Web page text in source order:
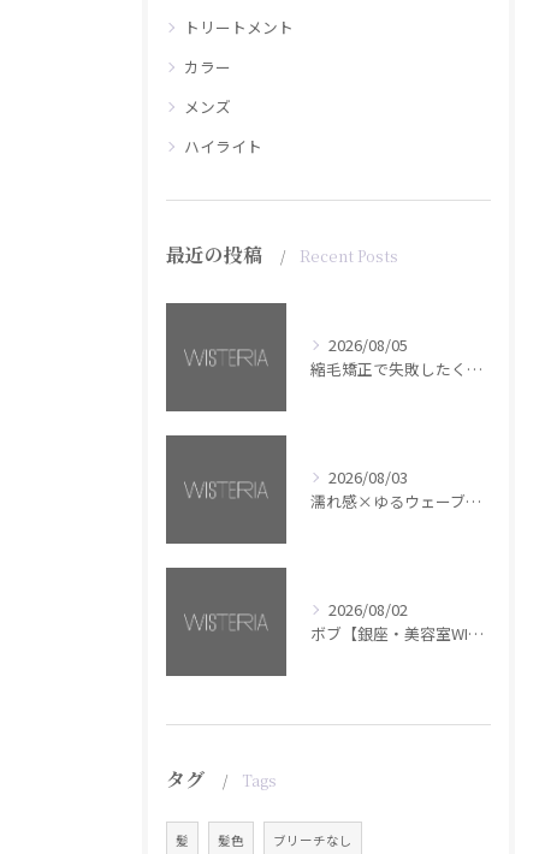
トリートメント
カラー
メンズ
ハイライト
最近の投稿 Recent Posts
2026/08/05
縮毛矯正で失敗したくない方へ【銀座・美容室WISTERIA】
2026/08/03
濡れ感×ゆるウェーブミディアム【銀座・美容室WISTERIA】
2026/08/02
ボブ【銀座・美容室WISTERIA】
タグ Tags
髪 髪色 ブリーチなし